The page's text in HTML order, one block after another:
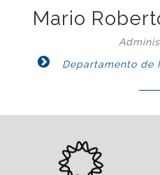
Mario
Departamento de